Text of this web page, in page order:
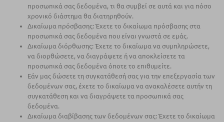
προσωπικά σας δεδομένα, τι θα συμβεί σε αυτά και για πόσο
χρονικό διάστημα θα διατηρηθούν.
Δικαίωμα πρόσβασης: Έχετε το δικαίωμα πρόσβασης στα
προσωπικά σας δεδομένα που είναι γνωστά σε εμάς.
Δικαίωμα διόρθωσης: Έχετε το δικαίωμα να συμπληρώσετε,
να διορθώσετε, να διαγράψετε ή να αποκλείσετε τα
προσωπικά σας δεδομένα όποτε το επιθυμείτε.
Εάν μας δώσετε τη συγκατάθεσή σας για την επεξεργασία των
δεδομένων σας, έχετε το δικαίωμα να ανακαλέσετε αυτήν τη
συγκατάθεση και να διαγράψετε τα προσωπικά σας
δεδομένα.
Δικαίωμα διαβίβασης των δεδομένων σας: Έχετε το δικαίωμα